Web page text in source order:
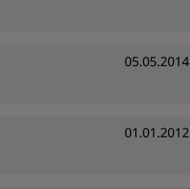
05.05.2014
01.01.2012